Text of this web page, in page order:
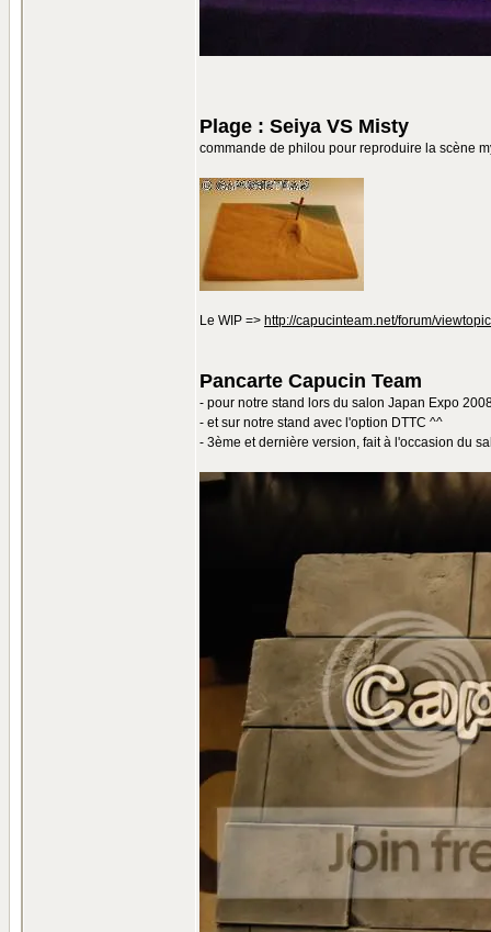
Plage : Seiya VS Misty
commande de philou pour reproduire la scène
Le WIP => http://capucinteam.net/forum/
Pancarte Capucin Team
- pour notre stand lors du salon Japan Expo
- et sur notre stand avec l'option DTTC ^^
- 3ème et dernière version, fait à l'occasion du